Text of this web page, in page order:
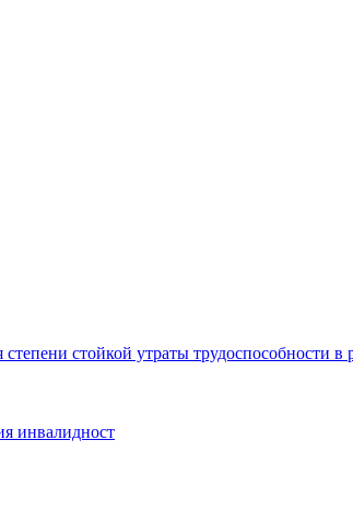
стойкой утраты трудоспособности в
инвалидност